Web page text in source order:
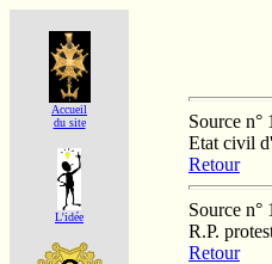
Accueil
du site
L'idée
Source n°
Etat civil
Retour
Source n°
R.P.
Retour